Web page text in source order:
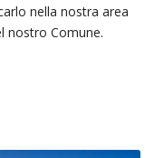
nella nostra area
nostro Comune.